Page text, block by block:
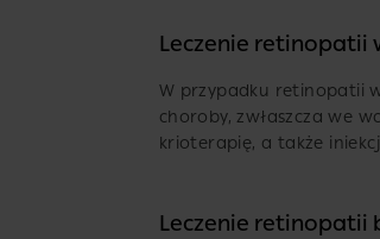
Leczenie retinopatii
W przypadku retinopatii
choroby, zwłaszcza we
krioterapię, a także
Leczenie retinopatii